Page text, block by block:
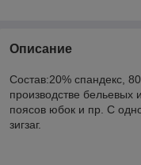
Описание
Состав:20% спандекс,
производстве бельевых
поясов юбок и пр. С
зигзаг.